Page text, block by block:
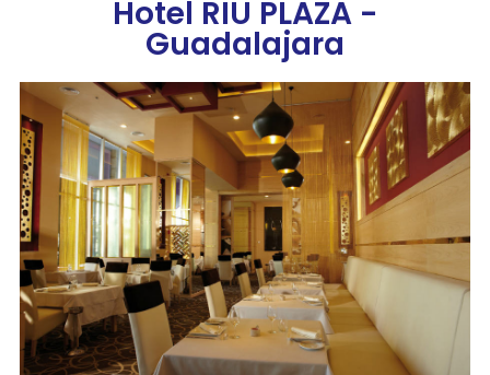
Hotel RIU PLAZA -
Guadalajara